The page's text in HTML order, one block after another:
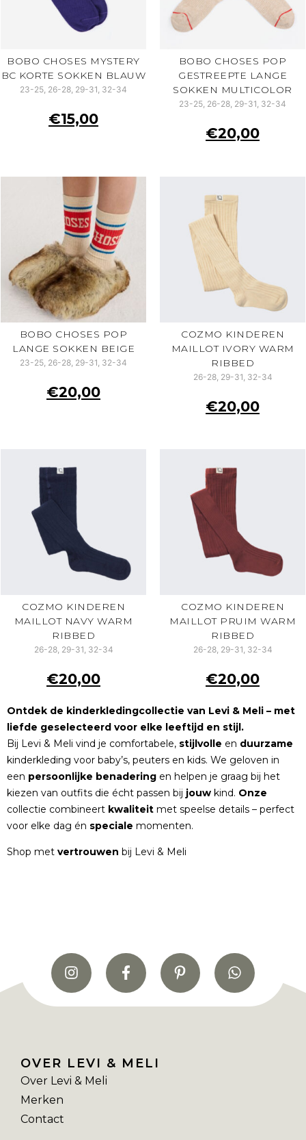
BOBO CHOSES MYSTERY
BC KORTE SOKKEN BLAUW
23-25, 26-28, 29-31, 32-34
€15,00
BOBO CHOSES POP
GESTREEPTE LANGE
SOKKEN MULTICOLOR
23-25, 26-28, 29-31, 32-34
€20,00
BOBO CHOSES POP
LANGE SOKKEN BEIGE
23-25, 26-28, 29-31, 32-34
€20,00
COZMO KINDEREN
MAILLOT IVORY WARM
RIBBED
26-28, 29-31, 32-34
€20,00
COZMO KINDEREN
MAILLOT NAVY WARM
RIBBED
26-28, 29-31, 32-34
€20,00
COZMO KINDEREN
MAILLOT PRUIM WARM
RIBBED
26-28, 29-31, 32-34
€20,00
Ontdek de kinderkledingcollectie van Levi & Meli – met
liefde geselecteerd voor elke leeftijd en stijl.
Bij Levi & Meli vind je comfortabele, stijlvolle en duurzame
kinderkleding voor baby’s, peuters en kids. We geloven in
een persoonlijke benadering en helpen je graag bij het
kiezen van outfits die écht passen bij jouw kind. Onze
collectie combineert kwaliteit met speelse details – perfect
voor elke dag én speciale momenten.
Shop met vertrouwen bij Levi & Meli
OVER LEVI & MELI
Over Levi & Meli
Merken
Contact